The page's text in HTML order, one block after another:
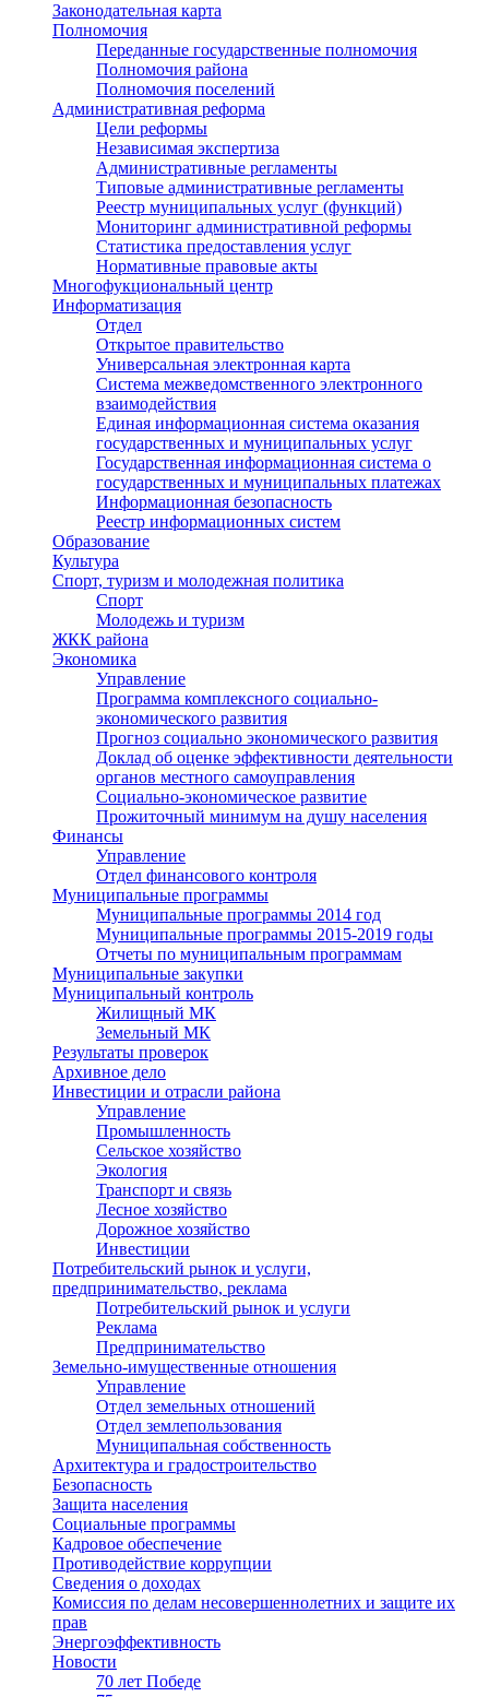
Законодательная карта
Полномочия
Переданные государственные полномочия
Полномочия района
Полномочия поселений
Административная реформа
Цели реформы
Независимая экспертиза
Административные регламенты
Типовые административные регламенты
Реестр муниципальных услуг (функций)
Мониторинг административной реформы
Статистика предоставления услуг
Нормативные правовые акты
Многофукциональный центр
Информатизация
Отдел
Открытое правительство
Универсальная электронная карта
Система межведомственного электронного
взаимодействия
Единая информационная система оказания
государственных и муниципальных услуг
Государственная информационная система о
государственных и муниципальных платежах
Информационная безопасность
Реестр информационных систем
Образование
Культура
Спорт, туризм и молодежная политика
Спорт
Молодежь и туризм
ЖКК района
Экономика
Управление
Программа комплексного социально-
экономического развития
Прогноз социально экономического развития
Доклад об оценке эффективности деятельности
органов местного самоуправления
Социально-экономическое развитие
Прожиточный минимум на душу населения
Финансы
Управление
Отдел финансового контроля
Муниципальные программы
Муниципальные программы 2014 год
Муниципальные программы 2015-2019 годы
Отчеты по муниципальным программам
Муниципальные закупки
Муниципальный контроль
Жилищный МК
Земельный МК
Результаты проверок
Архивное дело
Инвестиции и отрасли района
Управление
Промышленность
Сельское хозяйство
Экология
Транспорт и связь
Лесное хозяйство
Дорожное хозяйство
Инвестиции
Потребительский рынок и услуги,
предпринимательство, реклама
Потребительский рынок и услуги
Реклама
Предпринимательство
Земельно-имущественные отношения
Управление
Отдел земельных отношений
Отдел землепользования
Муниципальная собственность
Архитектура и градостроительство
Безопасность
Защита населения
Социальные программы
Кадровое обеспечение
Противодействие коррупции
Сведения о доходах
Комиссия по делам несовершеннолетних и защите их
прав
Энергоэффективность
Новости
70 лет Победе